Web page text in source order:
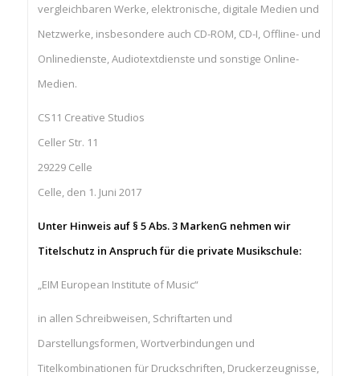
vergleichbaren Werke, elektronische, digitale Medien und
Netzwerke, insbesondere auch CD-ROM, CD-I, Offline- und
Onlinedienste, Audiotextdienste und sonstige Online-
Medien.
CS11 Creative Studios
Celler Str. 11
29229 Celle
Celle, den 1. Juni 2017
Unter Hinweis auf § 5 Abs. 3 MarkenG nehmen wir
Titelschutz in Anspruch für die private Musikschule:
„EIM European Institute of Music“
in allen Schreibweisen, Schriftarten und
Darstellungsformen, Wortverbindungen und
Titelkombinationen für Druckschriften, Druckerzeugnisse,